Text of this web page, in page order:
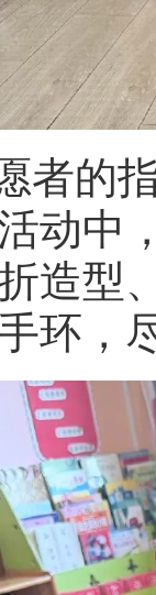
者的
动中
造型
环，